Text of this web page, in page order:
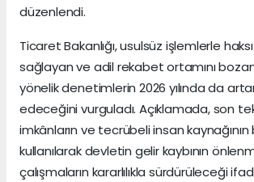
düzenlendi.
Ticaret Bakanlığı, usulsüz işlemlerle
sağlayan ve adil rekabet ortamını
yönelik denetimlerin 2026 yılında da
edeceğini vurguladı. Açıklamada, son
imkânların ve tecrübeli insan kaynağının
kullanılarak devletin gelir kaybının
çalışmaların kararlılıkla sürdürüleceği